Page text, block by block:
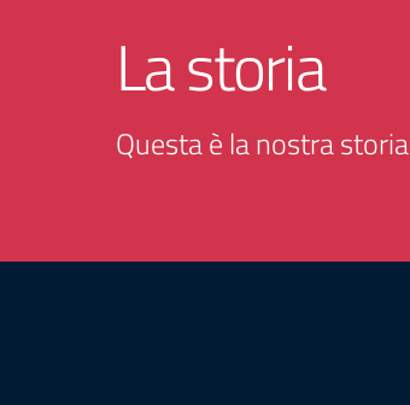
La storia
Questa è la nostra storia